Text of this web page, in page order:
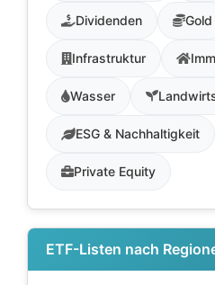
Dividenden Gold
Infrastruktur
Wasser
ESG & Nachhaltigkeit
Private Equity
ETF-Listen nach